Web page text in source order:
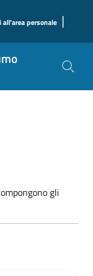
all'area personale |
gli